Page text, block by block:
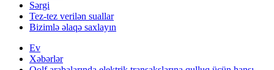
Sərgi
Tez-tez verilən suallar
Bizimlə əlaqə saxlayın
Ev
Xəbərlər